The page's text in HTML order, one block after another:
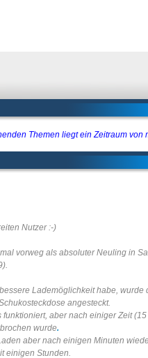
Themen liegt ein Zeitraum von
Nutzer :-)
vorweg als absoluter Neuling in
Lademöglichkeit habe, wurde
angesteckt.
aber nach einiger Zeit
wurde.
aber nach einigen Minuten
einigen Stunden.